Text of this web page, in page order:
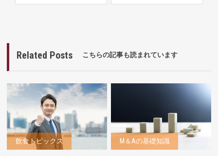
Related Posts こちらの記事も読まれています
飲食トピックス M＆Aの基礎知識